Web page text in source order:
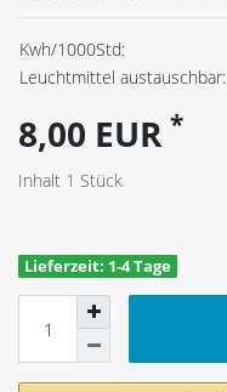
Kwh/1000Std:
Leuchtmittel austauschbar:
8,00 EUR *
Inhalt 1 Stück
Lieferzeit: 1-4 Tage